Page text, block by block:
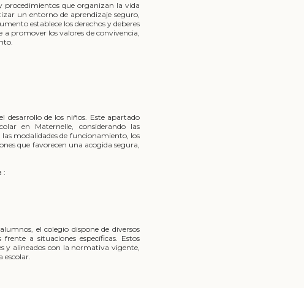
que organizan la vida
un entorno de aprendizaje seguro,
establece los derechos y deberes
promover los valores de convivencia,
de los niños. Este apartado
en Maternelle, considerando las
las modalidades de funcionamiento, los
que favorecen una acogida segura,
:
el colegio dispone de diversos
a situaciones específicas. Estos
y alineados con la normativa vigente,
escolar.